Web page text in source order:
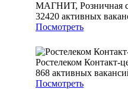
МАГНИТ, Розничная
32420 активных
Посмотреть
Ростелеком Контакт-
868 активных
Посмотреть